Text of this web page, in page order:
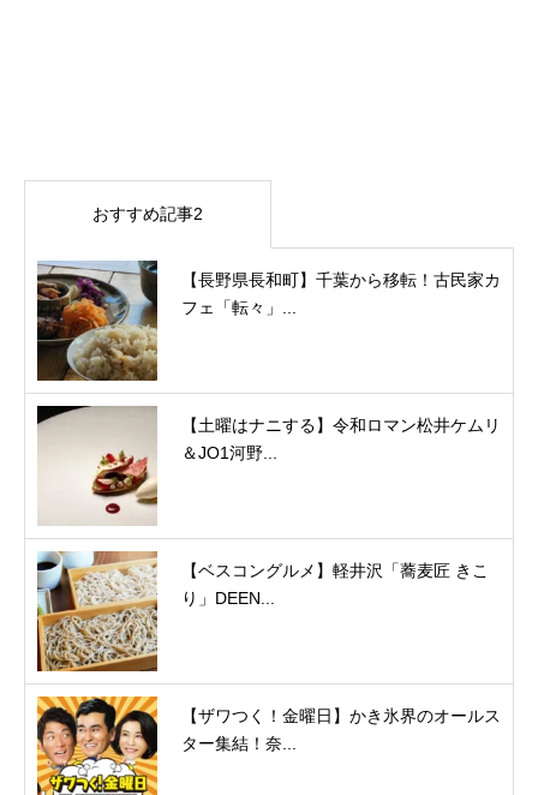
おすすめ記事2
【長野県長和町】千葉から移転！古民家カ
フェ「転々」...
【土曜はナニする】令和ロマン松井ケムリ
＆JO1河野...
【ベスコングルメ】軽井沢「蕎麦匠 きこ
り」DEEN...
【ザワつく！金曜日】かき氷界のオールス
ター集結！奈...